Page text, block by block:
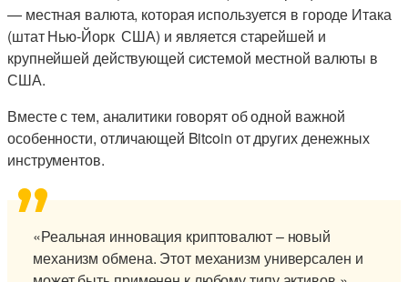
— местная валюта, которая используется в городе Итака
(штат Нью-Йорк США) и является старейшей и
крупнейшей действующей системой местной валюты в
США.
Вместе с тем, аналитики говорят об одной важной
особенности, отличающей Bitcoin от других денежных
инструментов.
«Реальная инновация криптовалют – новый
механизм обмена. Этот механизм универсален и